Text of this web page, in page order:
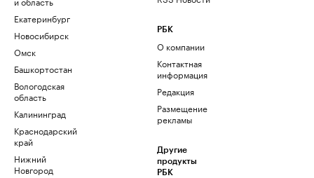
Екатеринбург
Новосибирск
Омск
Башкортостан
Вологодская
область
Калининград
Краснодарский
край
Нижний
Новгород
РБК
О компании
Контактная
информация
Редакция
Размещение
рекламы
Другие
продукты
РБК